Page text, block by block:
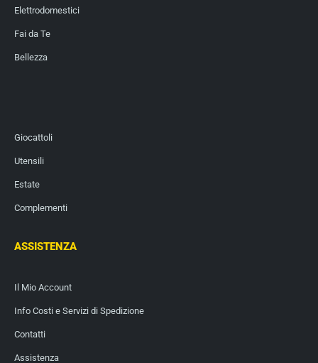
Elettrodomestici
Fai da Te
Bellezza
Giocattoli
Utensili
Estate
Complementi
ASSISTENZA
Il Mio Account
Info Costi e Servizi di Spedizione
Contatti
Assistenza